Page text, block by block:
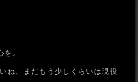
。
ね、まだもう少しくらいは現役